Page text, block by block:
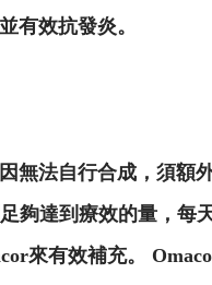
有效抗發炎。
無法自行合成，須
夠達到療效的量，每
來有效補充。